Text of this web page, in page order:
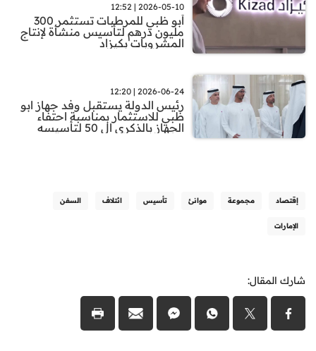
2026-05-10 | 12:52
أبو ظبي للمرطبات تستثمر 300
مليون درهم لتأسيس منشأة لإنتاج
المشروبات بكيزاد
2026-06-24 | 12:20
رئيس الدولة يستقبل وفد جهاز ابو
ظبي للاستثمار بمناسبة احتفاء
الجهاز بالذكرى ال 50 لتأسيسه
إقتصاد مجموعة موانئ تأسيس ائتلاف السفن
الإمارات
شارك المقال: